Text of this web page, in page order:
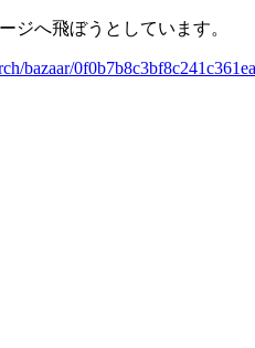
ジへ飛ぼうとしています。
bazaar/